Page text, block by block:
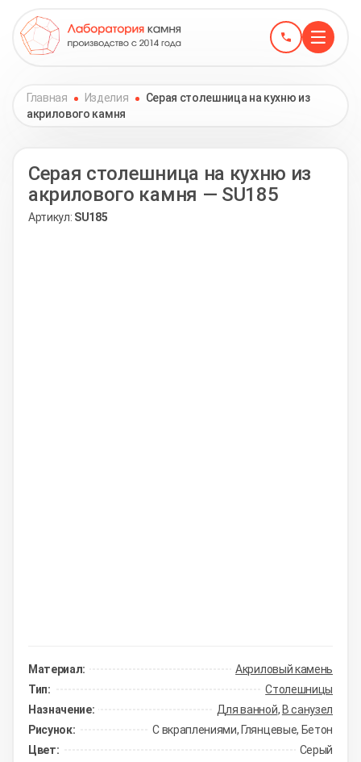
Главная Изделия
Серая столешница на кухню из
акрилового камня
Серая столешница на кухню из
акрилового камня — SU185
Артикул: SU185
Материал:
Акриловый камень
Тип:
Столешницы
Назначение:
Для ванной, В санузел
Рисунок:
С вкраплениями, Глянцевые, Бетон
Цвет:
Серый